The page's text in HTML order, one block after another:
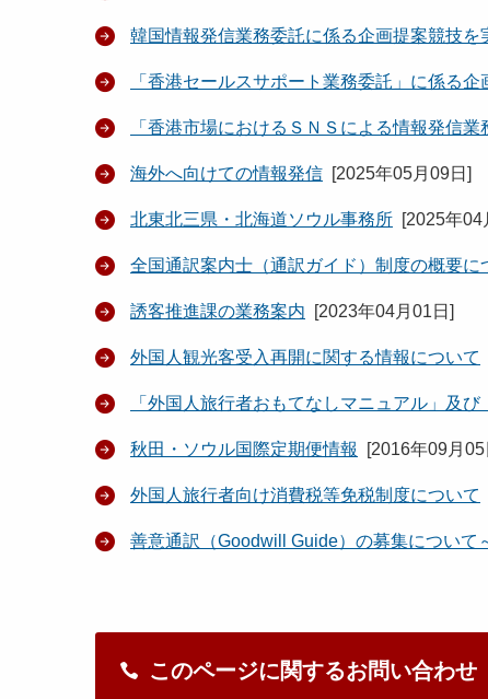
韓国情報発信業務委託に係る企画提案競技を
「香港セールスサポート業務委託」に係る
「香港市場におけるＳＮＳによる情報発信
海外へ向けての情報発信 [2025年05月09日 ]
北東北三県・北海道ソウル事務所 [2025年04
全国通訳案内士（通訳ガイド）制度の概要に
誘客推進課の業務案内 [2023年04月01日 ]
外国人観光客受入再開に関する情報について
「外国人旅行者おもてなしマニュアル」及
秋田・ソウル国際定期便情報 [2016年09月05
外国人旅行者向け消費税等免税制度について
善意通訳（Goodwill Guide）の募集について
このページに関するお問い合わせ